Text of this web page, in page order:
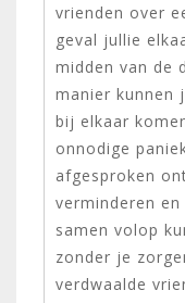
vrienden over
geval jullie
midden van de
manier kunnen
bij elkaar
onnodige
afgesproken
verminderen
samen volop
zonder je
verdwaalde